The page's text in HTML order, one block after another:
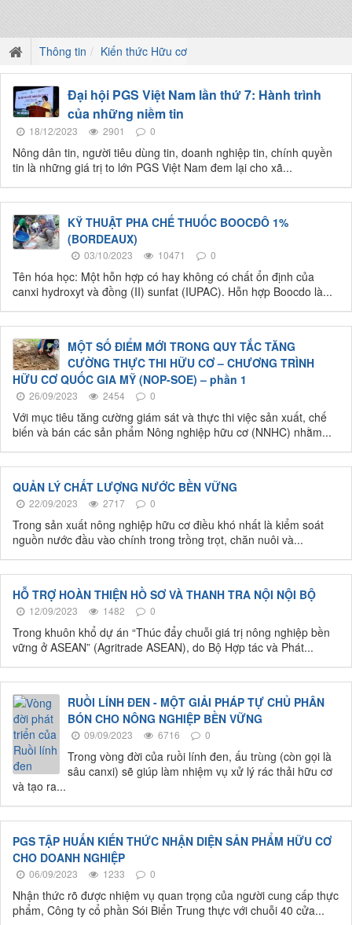
Thông tin Kiến thức Hữu cơ
Đại hội PGS Việt Nam lần thứ 7: Hành trình
của những niềm tin
18/12/2023 2901 0
Nông dân tin, người tiêu dùng tin, doanh nghiệp tin, chính quyền
tin là những giá trị to lớn PGS Việt Nam đem lại cho xã...
KỸ THUẬT PHA CHẾ THUỐC BOOCĐÔ 1%
(BORDEAUX)
03/10/2023 10471 0
Tên hóa học: Một hỗn hợp có hay không có chất ổn định của
canxi hydroxyt và đồng (II) sunfat (IUPAC). Hỗn hợp Boocdo là...
MỘT SỐ ĐIỂM MỚI TRONG QUY TẮC TĂNG
CƯỜNG THỰC THI HỮU CƠ – CHƯƠNG TRÌNH
HỮU CƠ QUỐC GIA MỸ (NOP-SOE) – phần 1
26/09/2023 2454 0
Với mục tiêu tăng cường giám sát và thực thi việc sản xuất, chế
biến và bán các sản phẩm Nông nghiệp hữu cơ (NNHC) nhằm...
QUẢN LÝ CHẤT LƯỢNG NƯỚC BỀN VỮNG
22/09/2023 2717 0
Trong sản xuất nông nghiệp hữu cơ điều khó nhất là kiểm soát
nguồn nước đầu vào chính trong trồng trọt, chăn nuôi và...
HỖ TRỢ HOÀN THIỆN HỒ SƠ VÀ THANH TRA NỘI NỘI BỘ
12/09/2023 1482 0
Trong khuôn khổ dự án “Thúc đẩy chuỗi giá trị nông nghiệp bền
vững ở ASEAN” (Agritrade ASEAN), do Bộ Hợp tác và Phát...
RUỒI LÍNH ĐEN - MỘT GIẢI PHÁP TỰ CHỦ PHÂN
BÓN CHO NÔNG NGHIỆP BỀN VỮNG
09/09/2023 6716 0
Trong vòng đời của ruồi lính đen, ấu trùng (còn gọi là
sâu canxi) sẽ giúp làm nhiệm vụ xử lý rác thải hữu cơ
và tạo ra...
PGS TẬP HUẤN KIẾN THỨC NHẬN DIỆN SẢN PHẨM HỮU CƠ
CHO DOANH NGHIỆP
06/09/2023 1233 0
Nhận thức rõ được nhiệm vụ quan trọng của người cung cấp thực
phẩm, Công ty cổ phần Sói Biển Trung thực với chuỗi 40 cửa...